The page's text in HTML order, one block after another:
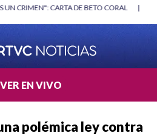
CARTA DE BETO CORAL |
VER EN VIVO
polémica ley contra